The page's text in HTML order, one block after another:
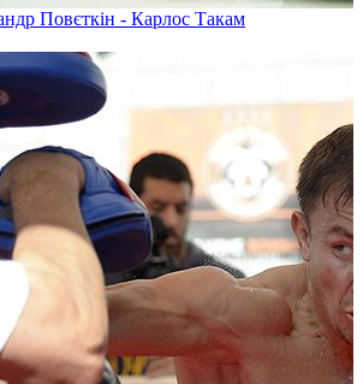
Повєткін - Карлос Такам